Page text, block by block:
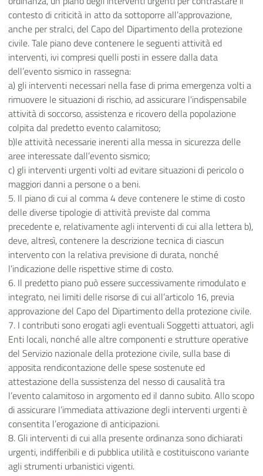
contesto di criticità in atto da sottoporre all’approvazione,
anche per stralci, del Capo del Dipartimento della protezione
civile. Tale piano deve contenere le seguenti attività ed
interventi, ivi compresi quelli posti in essere dalla data
dell’evento sismico in rassegna:
a) gli interventi necessari nella fase di prima emergenza volti a
rimuovere le situazioni di rischio, ad assicurare l'indispensabile
attività di soccorso, assistenza e ricovero della popolazione
colpita dal predetto evento calamitoso;
b)le attività necessarie inerenti alla messa in sicurezza delle
aree interessate dall’evento sismico;
c) gli interventi urgenti volti ad evitare situazioni di pericolo o
maggiori danni a persone o a beni.
5. Il piano di cui al comma 4 deve contenere le stime di costo
delle diverse tipologie di attività previste dal comma
precedente e, relativamente agli interventi di cui alla lettera b),
deve, altresì, contenere la descrizione tecnica di ciascun
intervento con la relativa previsione di durata, nonché
l’indicazione delle rispettive stime di costo.
6. Il predetto piano può essere successivamente rimodulato e
integrato, nei limiti delle risorse di cui all’articolo 16, previa
approvazione del Capo del Dipartimento della protezione civile.
7. I contributi sono erogati agli eventuali Soggetti attuatori, agli
Enti locali, nonché alle altre componenti e strutture operative
del Servizio nazionale della protezione civile, sulla base di
apposita rendicontazione delle spese sostenute ed
attestazione della sussistenza del nesso di causalità tra
l’evento calamitoso in argomento ed il danno subito. Allo scopo
di assicurare l’immediata attivazione degli interventi urgenti è
consentita l’erogazione di anticipazioni.
8. Gli interventi di cui alla presente ordinanza sono dichiarati
urgenti, indifferibili e di pubblica utilità e costituiscono variante
agli strumenti urbanistici vigenti.